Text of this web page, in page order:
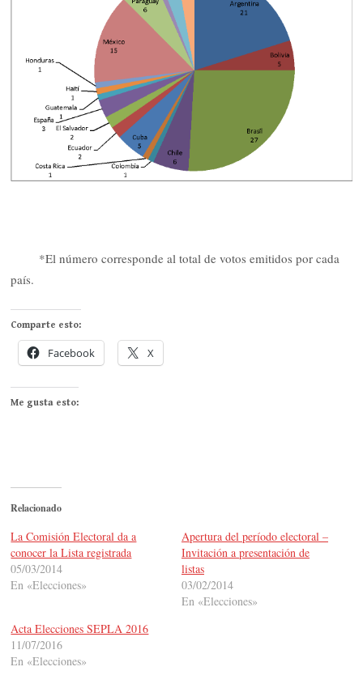
*El número corresponde al total de votos emitidos por cada
país.
Comparte esto:
Facebook X
Me gusta esto:
Relacionado
La Comisión Electoral da a
conocer la Lista registrada
05/03/2014
En «Elecciones»
Apertura del período electoral –
Invitación a presentación de
listas
03/02/2014
En «Elecciones»
Acta Elecciones SEPLA 2016
11/07/2016
En «Elecciones»